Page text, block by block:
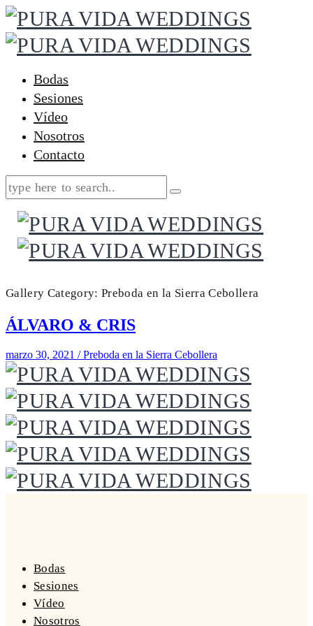
Bodas
Sesiones
Vídeo
Nosotros
Contacto
Gallery Category:Preboda en la Sierra Cebollera
ÁLVARO & CRIS
marzo 30, 2021 / Preboda en la Sierra Cebollera
Bodas
Sesiones
Vídeo
Nosotros